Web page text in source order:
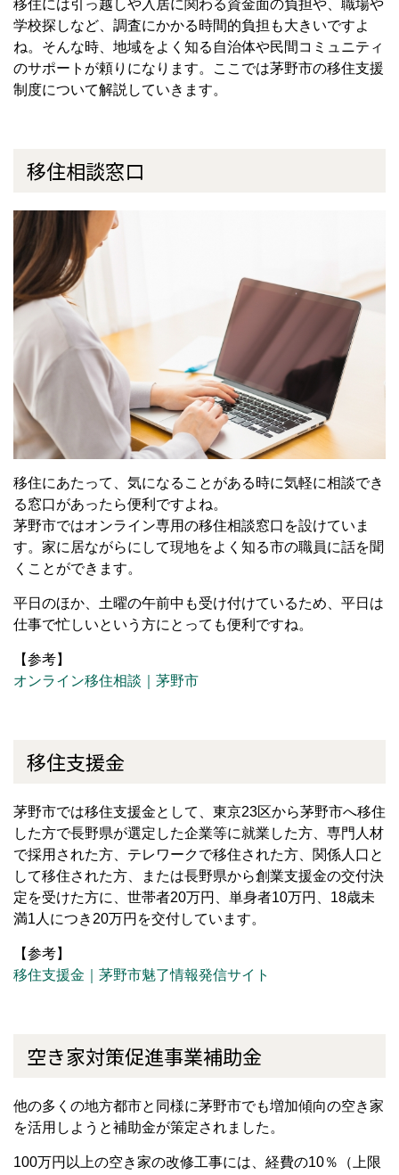
移住には引っ越しや入居に関わる資金面の負担や、職場や
学校探しなど、調査にかかる時間的負担も大きいですよ
ね。そんな時、地域をよく知る自治体や民間コミュニティ
のサポートが頼りになります。ここでは茅野市の移住支援
制度について解説していきます。
移住相談窓口
移住にあたって、気になることがある時に気軽に相談でき
る窓口があったら便利ですよね。
茅野市ではオンライン専用の移住相談窓口を設けていま
す。家に居ながらにして現地をよく知る市の職員に話を聞
くことができます。
平日のほか、土曜の午前中も受け付けているため、平日は
仕事で忙しいという方にとっても便利ですね。
【参考】
オンライン移住相談｜茅野市
移住支援金
茅野市では移住支援金として、東京23区から茅野市へ移住
した方で長野県が選定した企業等に就業した方、専門人材
で採用された方、テレワークで移住された方、関係人口と
して移住された方、または長野県から創業支援金の交付決
定を受けた方に、世帯者20万円、単身者10万円、18歳未
満1人につき20万円を交付しています。
【参考】
移住支援金｜茅野市魅了情報発信サイト
空き家対策促進事業補助金
他の多くの地方都市と同様に茅野市でも増加傾向の空き家
を活用しようと補助金が策定されました。
100万円以上の空き家の改修工事には、経費の10％（上限